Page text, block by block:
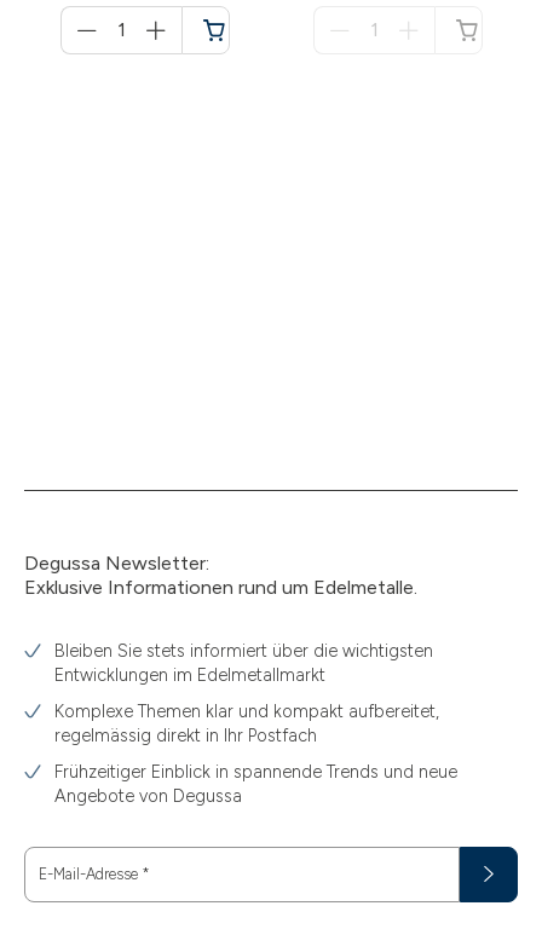
für
Warenkorb
Degussa Newsletter:
Exklusive Informationen rund um Edelmetalle.
Bleiben Sie stets informiert über die wichtigsten
Entwicklungen im Edelmetallmarkt
Komplexe Themen klar und kompakt aufbereitet,
regelmässig direkt in Ihr Postfach
Frühzeitiger Einblick in spannende Trends und neue
Angebote von Degussa
E-Mail-Adresse *